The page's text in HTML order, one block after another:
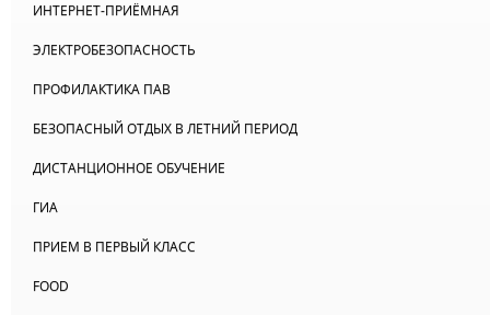
ИНТЕРНЕТ-ПРИЁМНАЯ
ЭЛЕКТРОБЕЗОПАСНОСТЬ
ПРОФИЛАКТИКА ПАВ
БЕЗОПАСНЫЙ ОТДЫХ В ЛЕТНИЙ ПЕРИОД
ДИСТАНЦИОННОЕ ОБУЧЕНИЕ
ГИА
ПРИЕМ В ПЕРВЫЙ КЛАСС
FOOD